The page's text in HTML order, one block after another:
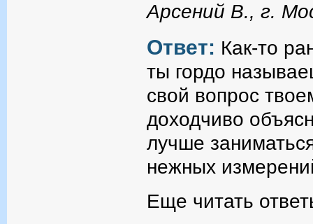
Арсений В., г.
Ответ: Как-то
ты гордо
свой вопрос
доходчиво
лучше
нежных
Еще читать